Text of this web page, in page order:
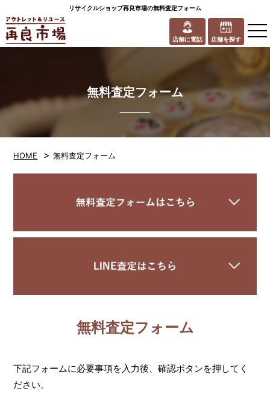
リサイクルショップ再良市場の無料査定フォーム
店舗に電話 店舗を探す
無料査定フォーム
HOME >無料査定フォーム
無料査定フォーム
下記フォームに必要事項を入力後、確認ボタンを押してく
ださい。